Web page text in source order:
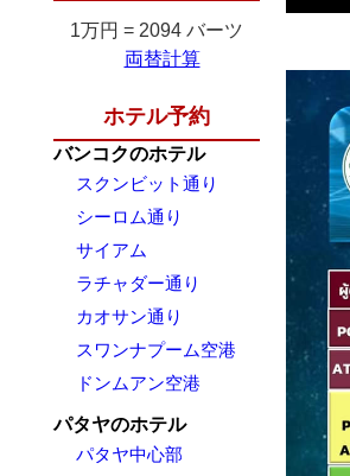
1万円 = 2094 バーツ
両替計算
ホテル予約
バンコクのホテル
スクンビット通り
シーロム通り
サイアム
ラチャダー通り
カオサン通り
スワンナプーム空港
ドンムアン空港
パタヤのホテル
パタヤ中心部